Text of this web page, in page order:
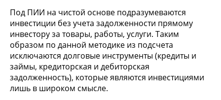
Под ПИИ на чистой основе подразумеваются
инвестиции без учета задолженности прямому
инвестору за товары, работы, услуги. Таким
образом по данной методике из подсчета
исключаются долговые инструменты (кредиты и
займы, кредиторская и дебиторская
задолженность), которые являются инвестициями
лишь в широком смысле.